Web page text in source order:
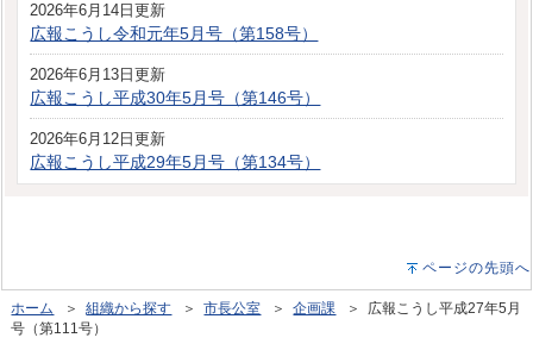
2026年6月14日更新
広報こうし令和元年5月号（第158号）
2026年6月13日更新
広報こうし平成30年5月号（第146号）
2026年6月12日更新
広報こうし平成29年5月号（第134号）
ページの先頭へ
ホーム ＞組織から探す ＞市長公室 ＞企画課 ＞ 広報こうし平成27年5月
号（第111号）